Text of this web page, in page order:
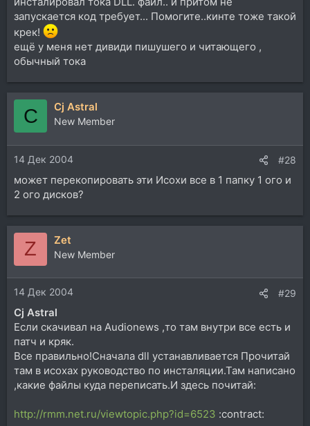
запускается код требует... Помогите..кинте тоже такой
крек!
ещё у меня нет дивиди пишушего и читающего ,
обычный тока
C Cj Astral
New Member
14 Дек 2004 #28
может перекопировать эти Исохи все в 1 папку 1 ого и
2 ого дисков?
Z Zet
New Member
14 Дек 2004 #29
Cj Astral
Если скачивал на Audionews ,то там внутри все есть и
патч и кряк.
Все правильно!Сначала dll устанавливается Прочитай
там в исохах руководство по инсталяции.Там написано
,какие файлы куда переписать.И здесь почитай:
http://rmm.net.ru/viewtopic.php?id=6523 :contract: